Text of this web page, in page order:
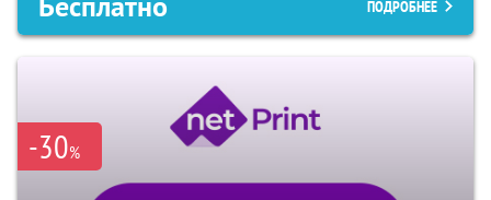
ПОДРОБНЕЕ
-30%